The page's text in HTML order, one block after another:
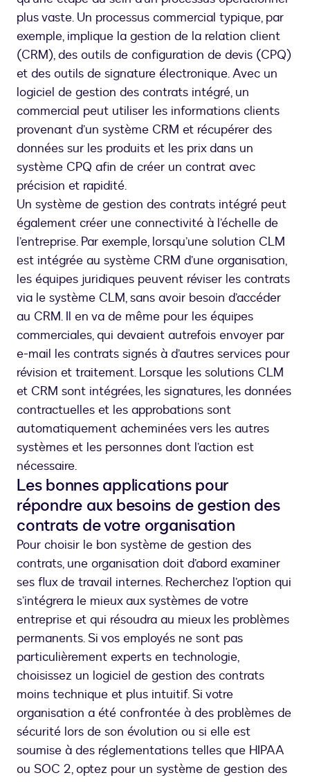
plus vaste. Un processus commercial typique, par
exemple, implique la gestion de la relation client
(CRM), des outils de configuration de devis (CPQ)
et des outils de signature électronique. Avec un
logiciel de gestion des contrats intégré, un
commercial peut utiliser les informations clients
provenant d’un système CRM et récupérer des
données sur les produits et les prix dans un
système CPQ afin de créer un contrat avec
précision et rapidité.
Un système de gestion des contrats intégré peut
également créer une connectivité à l’échelle de
l’entreprise. Par exemple, lorsqu’une solution CLM
est intégrée au système CRM d’une organisation,
les équipes juridiques peuvent réviser les contrats
via le système CLM, sans avoir besoin d’accéder
au CRM. Il en va de même pour les équipes
commerciales, qui devaient autrefois envoyer par
e-mail les contrats signés à d’autres services pour
révision et traitement. Lorsque les solutions CLM
et CRM sont intégrées, les signatures, les données
contractuelles et les approbations sont
automatiquement acheminées vers les autres
systèmes et les personnes dont l’action est
nécessaire.
Les bonnes applications pour
répondre aux besoins de gestion des
contrats de votre organisation
Pour choisir le bon système de gestion des
contrats, une organisation doit d’abord examiner
ses flux de travail internes. Recherchez l’option qui
s’intégrera le mieux aux systèmes de votre
entreprise et qui résoudra au mieux les problèmes
permanents. Si vos employés ne sont pas
particulièrement experts en technologie,
choisissez un logiciel de gestion des contrats
moins technique et plus intuitif. Si votre
organisation a été confrontée à des problèmes de
sécurité lors de son évolution ou si elle est
soumise à des réglementations telles que HIPAA
ou SOC 2, optez pour un système de gestion des